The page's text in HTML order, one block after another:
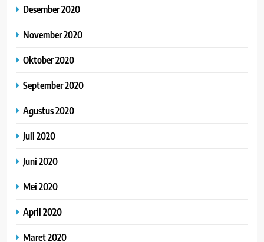
Desember 2020
November 2020
Oktober 2020
September 2020
Agustus 2020
Juli 2020
Juni 2020
Mei 2020
April 2020
Maret 2020